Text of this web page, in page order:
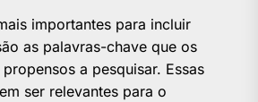
importantes para incluir
as palavras-chave que os
a pesquisar. Essas
ser relevantes para o